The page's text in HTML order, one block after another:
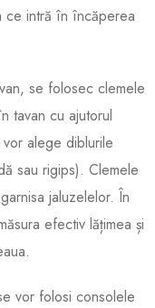
ce intră în încăperea
se folosec clemele
tavan cu ajutorul
alege diblurile
sau rigips). Clemele
jaluzelelor. În
efectiv lățimea și
vor folosi consolele